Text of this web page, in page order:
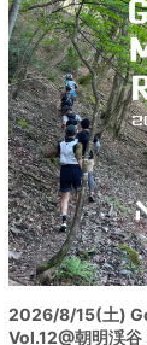
2026/8/15(土)
Vol.12@朝明渓